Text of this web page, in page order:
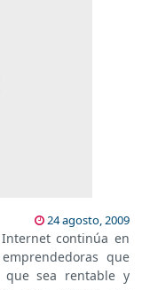
24 agosto, 2009
continúa en
que
sea rentable y